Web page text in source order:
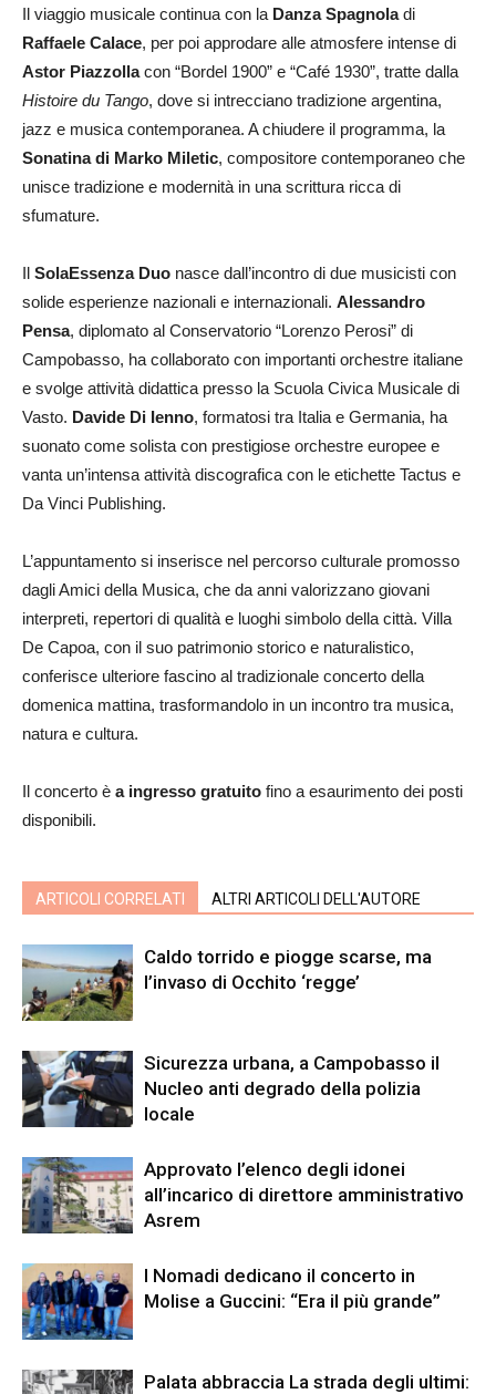
Il viaggio musicale continua con la Danza Spagnoladi
Raffaele Calace, per poi approdare alle atmosfere intense di
Astor Piazzollacon “Bordel 1900” e “Café 1930”, tratte dalla
Histoire du Tango, dove si intrecciano tradizione argentina,
jazz e musica contemporanea. A chiudere il programma, la
Sonatina di Marko Miletic, compositore contemporaneo che
unisce tradizione e modernità in una scrittura ricca di
sfumature.
Il SolaEssenza Duo nasce dall’incontro di due musicisti con
solide esperienze nazionali e internazionali. Alessandro
Pensa, diplomato al Conservatorio “Lorenzo Perosi” di
Campobasso, ha collaborato con importanti orchestre italiane
e svolge attività didattica presso la Scuola Civica Musicale di
Vasto. Davide Di Ienno, formatosi tra Italia e Germania, ha
suonato come solista con prestigiose orchestre europee e
vanta un’intensa attività discografica con le etichette Tactus e
Da Vinci Publishing.
L’appuntamento si inserisce nel percorso culturale promosso
dagli Amici della Musica, che da anni valorizzano giovani
interpreti, repertori di qualità e luoghi simbolo della città. Villa
De Capoa, con il suo patrimonio storico e naturalistico,
conferisce ulteriore fascino al tradizionale concerto della
domenica mattina, trasformandolo in un incontro tra musica,
natura e cultura.
Il concerto è a ingresso gratuito fino a esaurimento dei posti
disponibili.
ARTICOLI CORRELATI ALTRI ARTICOLI DELL'AUTORE
Caldo torrido e piogge scarse, ma
l’invaso di Occhito ‘regge’
Sicurezza urbana, a Campobasso il
Nucleo anti degrado della polizia
locale
Approvato l’elenco degli idonei
all’incarico di direttore amministrativo
Asrem
I Nomadi dedicano il concerto in
Molise a Guccini: “Era il più grande”
Palata abbraccia La strada degli ultimi: